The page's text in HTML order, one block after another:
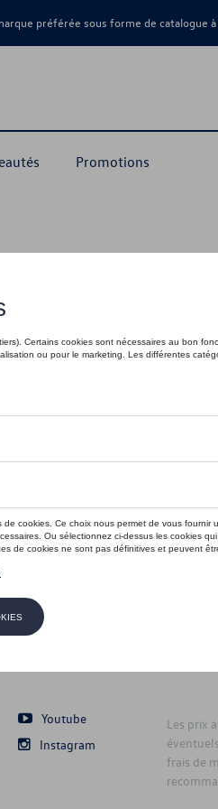
préférée sous forme de catalogue
Promotions
Youtube
Instagram
Les prix
frais de